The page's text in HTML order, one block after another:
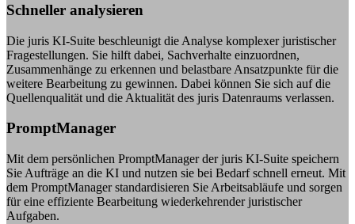
Schneller analysieren
Die juris KI-Suite beschleunigt die Analyse komplexer juristischer
Fragestellungen. Sie hilft dabei, Sachverhalte einzuordnen,
Zusammenhänge zu erkennen und belastbare Ansatzpunkte für die
weitere Bearbeitung zu gewinnen. Dabei können Sie sich auf die
Quellenqualität und die Aktualität des juris Datenraums verlassen.
PromptManager
Mit dem persönlichen PromptManager der juris KI-Suite speichern
Sie Aufträge an die KI und nutzen sie bei Bedarf schnell erneut. Mit
dem PromptManager standardisieren Sie Arbeitsabläufe und sorgen
für eine effiziente Bearbeitung wiederkehrender juristischer
Aufgaben.